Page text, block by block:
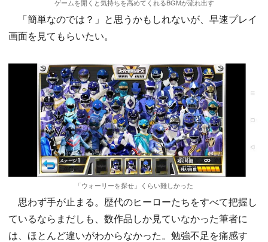
ゲームを開くと気持ちを高めてくれるBGMが流れ出す
「簡単なのでは？」と思うかもしれないが、早速プレイ
画面を見てもらいたい。
「ウォーリーを探せ」くらい難しかった
思わず手が止まる。歴代のヒーローたちをすべて把握し
ているならまだしも、数作品しか見ていなかった筆者に
は、ほとんど違いがわからなかった。勉強不足を痛感す